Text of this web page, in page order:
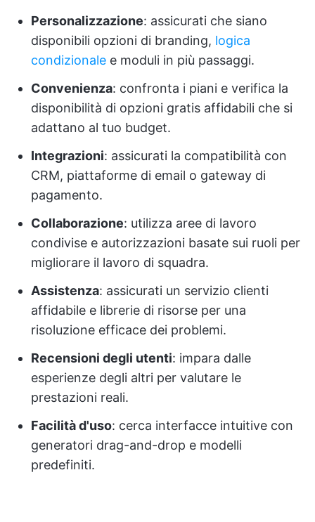
Personalizzazione: assicurati che siano
disponibili opzioni di branding, logica
condizionale e moduli in più passaggi.
Convenienza: confronta i piani e verifica la
disponibilità di opzioni gratis affidabili che si
adattano al tuo budget.
Integrazioni: assicurati la compatibilità con
CRM, piattaforme di email o gateway di
pagamento.
Collaborazione: utilizza aree di lavoro
condivise e autorizzazioni basate sui ruoli per
migliorare il lavoro di squadra.
Assistenza: assicurati un servizio clienti
affidabile e librerie di risorse per una
risoluzione efficace dei problemi.
Recensioni degli utenti: impara dalle
esperienze degli altri per valutare le
prestazioni reali.
Facilità d'uso: cerca interfacce intuitive con
generatori drag-and-drop e modelli
predefiniti.